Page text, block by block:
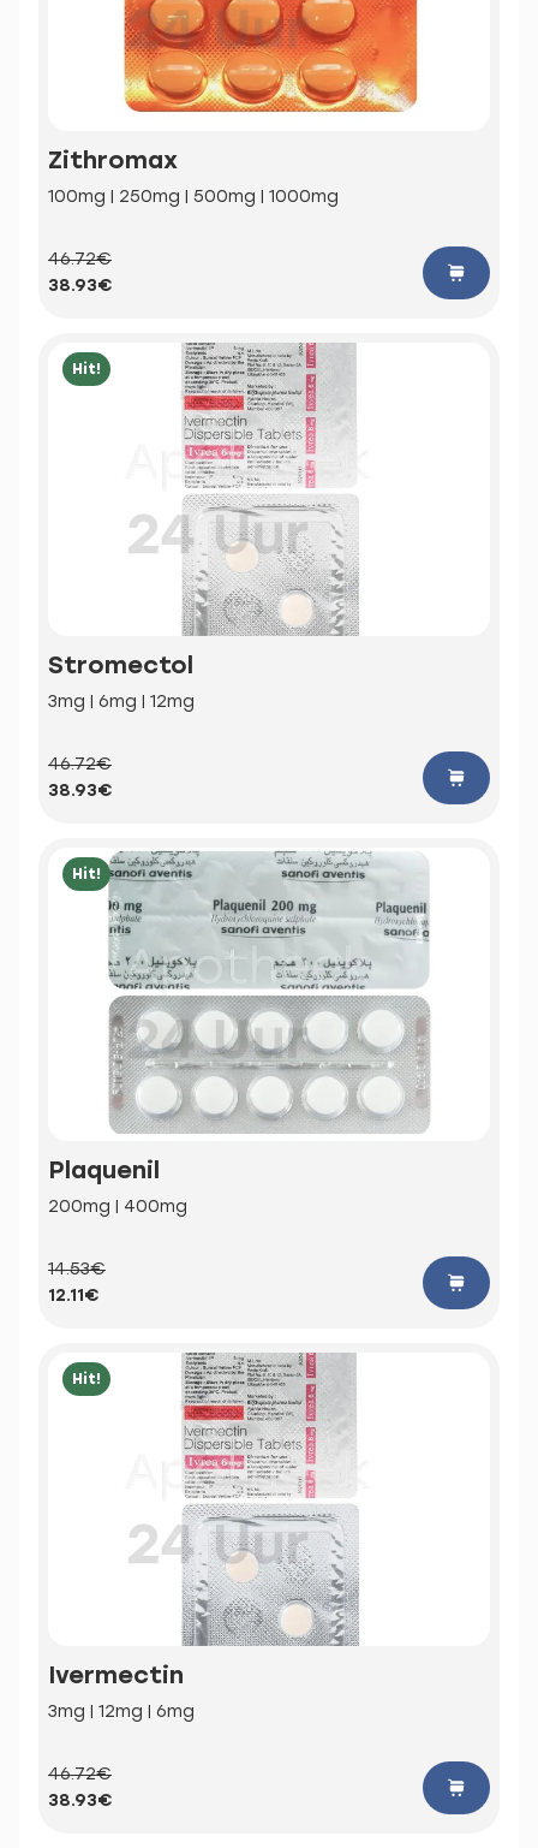
Zithromax
100mg | 250mg | 500mg | 1000mg
46.72€
38.93€
Hit!
Stromectol
3mg | 6mg | 12mg
46.72€
38.93€
Hit!
Plaquenil
200mg | 400mg
14.53€
12.11€
Hit!
Ivermectin
3mg | 12mg | 6mg
46.72€
38.93€